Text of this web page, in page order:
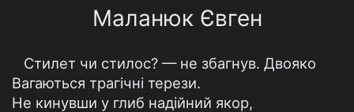
Маланюк Євген
Стилет чи стилос? — не збагнув. Двояко
Вагаються трагічні терези.
Не кинувши у глиб надійний якор,